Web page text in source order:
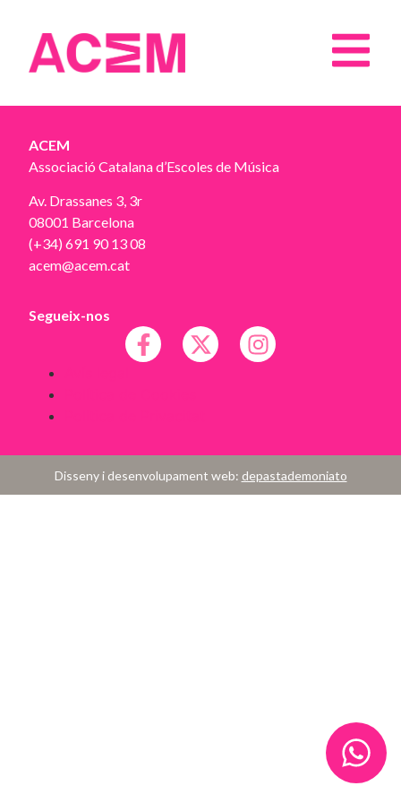
ACEM
Associació Catalana d’Escoles de Música
Av. Drassanes 3, 3r
08001 Barcelona
(+34) 691 90 13 08
acem@acem.cat
Segueix-nos
Disseny i desenvolupament web: depastademoniato